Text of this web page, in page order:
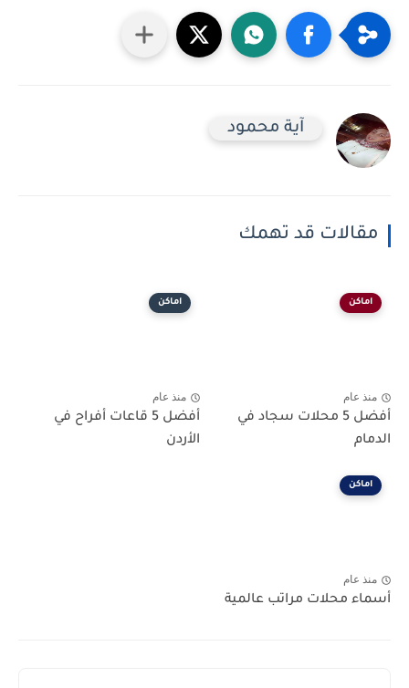
آية محمود
مقالات قد تهمك
اماكن
منذ عام
أفضل 5 محلات سجاد في
الدمام
اماكن
منذ عام
أفضل 5 قاعات أفراح في
الأردن
اماكن
منذ عام
أسماء محلات مراتب عالمية